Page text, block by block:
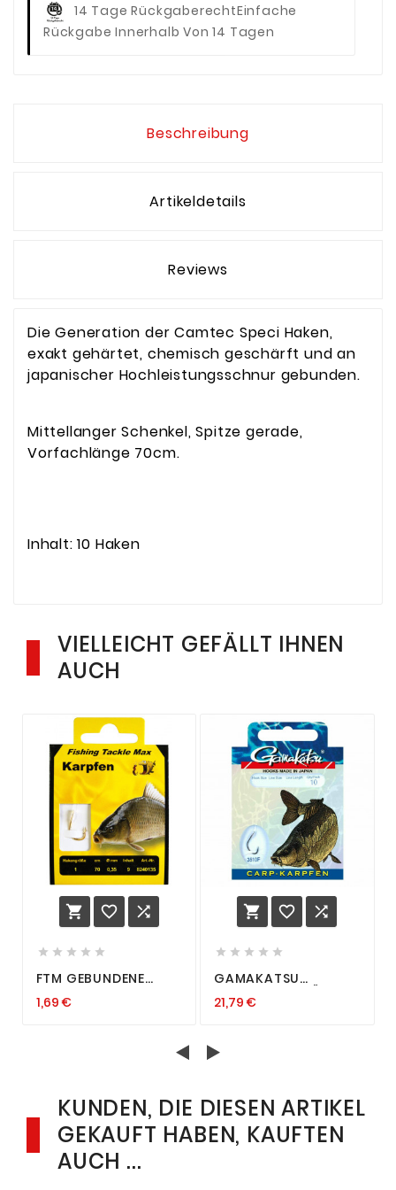
14 Tage RückgaberechtEinfache
Rückgabe Innerhalb Von 14 Tagen
Beschreibung
Artikeldetails
Reviews
Die Generation der Camtec Speci Haken,
exakt gehärtet, chemisch geschärft und an
japanischer Hochleistungsschnur gebunden.
Mittellanger Schenkel, Spitze gerade,
Vorfachlänge 70cm.
Inhalt: 10 Haken
VIELLEICHT GEFÄLLT IHNEN
AUCH
  
    
FTM GEBUNDENE
VORFACH ALLE
1,69 €
  
    
GAMAKATSU
VORFACH 3510F
ZUR AUSWAHL
21,79 €
KUNDEN, DIE DIESEN ARTIKEL
GEKAUFT HABEN, KAUFTEN
AUCH ...